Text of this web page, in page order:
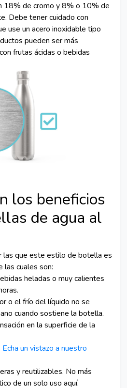
18% de cromo y 8% o 10% de
Debe tener cuidado con
use un acero inoxidable tipo
pueden ser más
frutas ácidas o bebidas
los beneficios
de agua al
las que este estilo de botella es
las cuales son:
heladas o muy calientes
o el frío del líquido no se
cuando sostiene la botella.
en la superficie de la
Echa un vistazo a nuestro
y reutilizables. No más
de un solo uso aquí.